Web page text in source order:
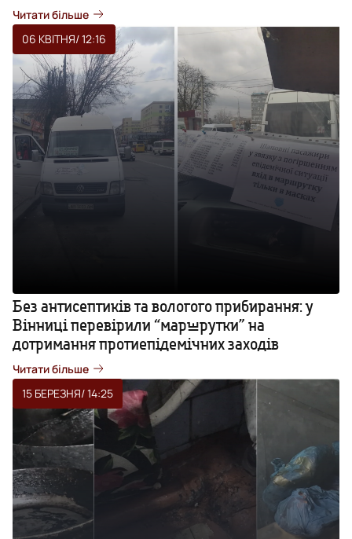
Читати більше
06 КВІТНЯ/ 12:16
Без антисептиків та вологого прибирання: у
Вінниці перевірили “маршрутки” на
дотримання протиепідемічних заходів
Читати більше
15 БЕРЕЗНЯ/ 14:25